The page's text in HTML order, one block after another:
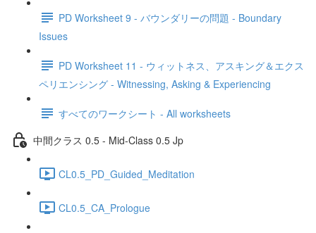
PD Worksheet 9 - バウンダリーの問題 - Boundary
Issues
PD Worksheet 11 - ウィットネス、アスキング＆エクス
ペリエンシング - Witnessing, Asking & Experiencing
すべてのワークシート - All worksheets
中間クラス 0.5 - Mid-Class 0.5 Jp
CL0.5_PD_Guided_Meditation
CL0.5_CA_Prologue